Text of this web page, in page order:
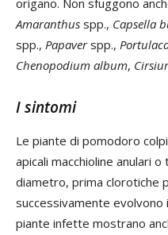
origano. Non sfuggono
Amaranthus spp., Capsella
spp., Papaverspp.,
Chenopodium album,
I sintomi
Le piante di pomodoro
apicali macchioline anulari
diametro, prima clorotiche
successivamente evolvono
piante infette mostrano